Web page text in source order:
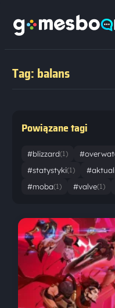
Tag: balans
Powiązane tagi
#blizzard(1)
#statystyki(1)
#moba(1) #valve(1)